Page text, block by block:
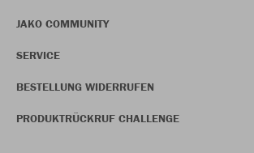
JAKO COMMUNITY
SERVICE
BESTELLUNG WIDERRUFEN
PRODUKTRÜCKRUF CHALLENGE